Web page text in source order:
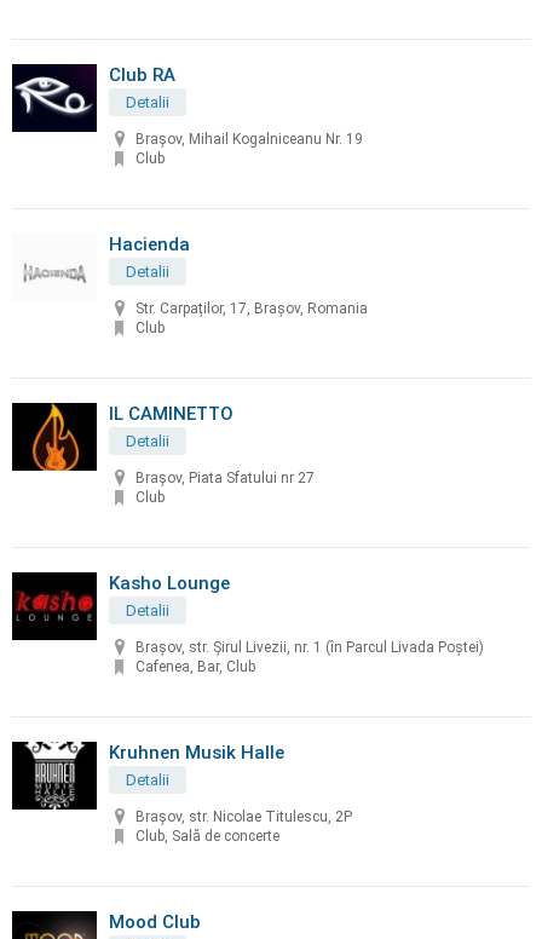
Club RA
Detalii
Brașov, Mihail Kogalniceanu Nr. 19
Club
Hacienda
Detalii
Str. Carpaților, 17, Brașov, Romania
Club
IL CAMINETTO
Detalii
Brașov, Piata Sfatului nr 27
Club
Kasho Lounge
Detalii
Brașov, str. Șirul Livezii, nr. 1 (în Parcul Livada Poștei)
Cafenea, Bar, Club
Kruhnen Musik Halle
Detalii
Brașov, str. Nicolae Titulescu, 2P
Club, Sală de concerte
Mood Club